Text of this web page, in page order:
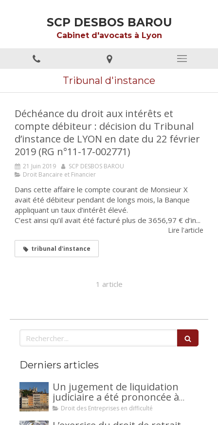
SCP DESBOS BAROU
Cabinet d'avocats à Lyon
Tribunal d'instance
Déchéance du droit aux intérêts et
compte débiteur : décision du Tribunal
d’instance de LYON en date du 22 février
2019 (RG n°11-17-002771)
21 Juin 2019
SCP DESBOS BAROU
Droit Bancaire et Financier
Dans cette affaire le compte courant de Monsieur X
avait été débiteur pendant de longs mois, la Banque
appliquant un taux d’intérêt élevé.
C’est ainsi qu’il avait été facturé plus de 3656,97 € d’in...
Lire l'article
tribunal d'instance
1 article
Rechercher
Derniers articles
Un jugement de liquidation
judiciaire a été prononcée à
votre encontre : comment
Droit des Entreprises en difficulté